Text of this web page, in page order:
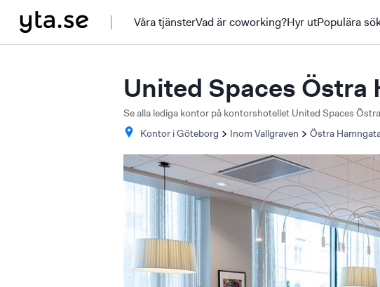
Våra tjänsterVad är coworking?Hyr utPopulära
United Spaces Östra
Se alla lediga kontor på kontorshotellet United Spaces
Kontor iGöteborg Inom Vallgraven Östra